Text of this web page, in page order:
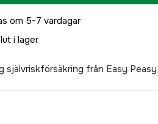
om 5-7 vardagar
i lager
självriskförsäkring från Easy